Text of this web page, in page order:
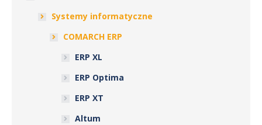
Systemy informatyczne
COMARCH ERP
ERP XL
ERP Optima
ERP XT
Altum